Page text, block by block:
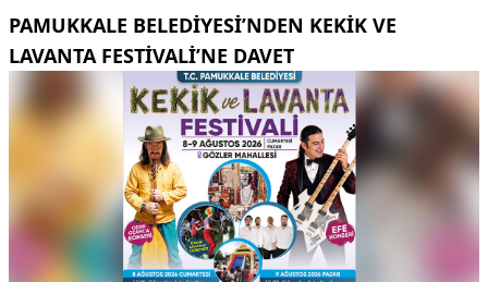
PAMUKKALE BELEDIYESI’NDEN KEKIK VE
LAVANTA FESTIVALI’NE DAVET